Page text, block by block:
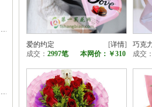
爱的约定 [详情]
成交： 2997笔 本网价： ￥310
巧克
成交